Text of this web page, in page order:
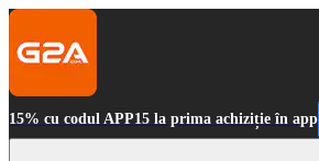
15% cu codul APP15 la prima achiziție în app